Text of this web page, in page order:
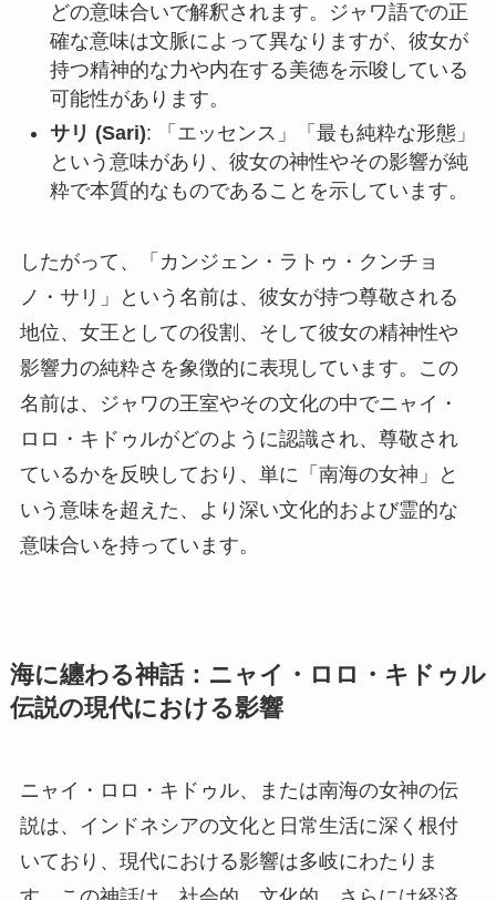
どの意味合いで解釈されます。ジャワ語での正
確な意味は文脈によって異なりますが、彼女が
持つ精神的な力や内在する美徳を示唆している
可能性があります。
サリ (Sari): 「エッセンス」「最も純粋な形態」
という意味があり、彼女の神性やその影響が純
粋で本質的なものであることを示しています。
したがって、「カンジェン・ラトゥ・クンチョ
ノ・サリ」という名前は、彼女が持つ尊敬される
地位、女王としての役割、そして彼女の精神性や
影響力の純粋さを象徴的に表現しています。この
名前は、ジャワの王室やその文化の中でニャイ・
ロロ・キドゥルがどのように認識され、尊敬され
ているかを反映しており、単に「南海の女神」と
いう意味を超えた、より深い文化的および霊的な
意味合いを持っています。
海に纏わる神話：ニャイ・ロロ・キドゥル
伝説の現代における影響
ニャイ・ロロ・キドゥル、または南海の女神の伝
説は、インドネシアの文化と日常生活に深く根付
いており、現代における影響は多岐にわたりま